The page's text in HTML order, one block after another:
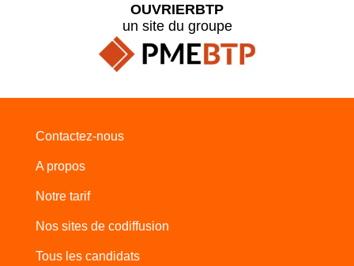
OUVRIERBTP
un site du groupe
Contactez-nous
A propos
Notre tarif
Nos sites de codiffusion
Tous les candidats